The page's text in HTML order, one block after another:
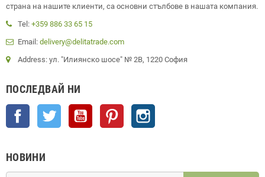
страна на нашите клиенти, са основни стълбове в нашата компания.
Tel: +359 886 33 65 15
Email: delivery@delitatrade.com
Address: ул. "Илиянско шосе" № 2В, 1220 София
ПОСЛЕДВАЙ НИ
Facebook Twitter YouTube Pinterest
НОВИНИ